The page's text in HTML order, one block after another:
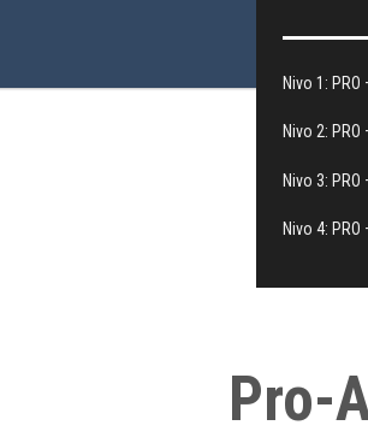
Nivo 1:
Nivo 2:
Nivo 3:
Nivo 4:
Pro-